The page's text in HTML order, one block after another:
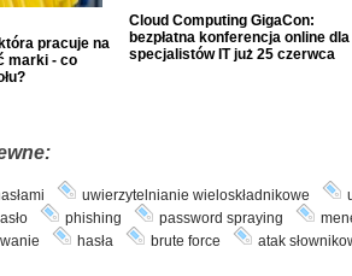
pracuje na
marki - co
Cloud Computing GigaCon:
bezpłatna konferencja online dla
specjalistów IT już 25 czerwca
uwierzytelnianie wieloskładnikowe
phishing password spraying
hasła brute force atak